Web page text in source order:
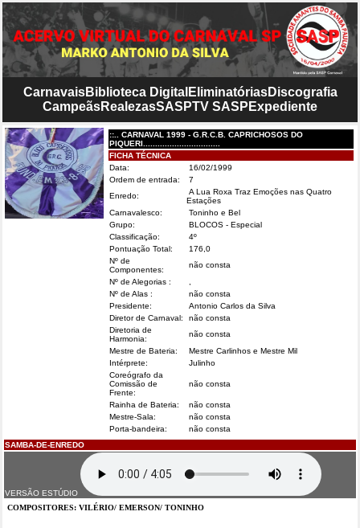
CarnavaisBiblioteca Digital EliminatóriasDiscografia
CampeãsRealezasSASPTV SASP Expediente
::.. CARNAVAL 1999 - G.R.C.B. CAPRICHOSOS DO
PIQUERI................................
FICHA TÉCNICA
Data:
16/02/1999
Ordem de entrada:
7
Enredo:
A Lua Roxa Traz Emoções nas Quatro
Estações
Carnavalesco:
Toninho e Bel
Grupo:
BLOCOS - Especial
Classificação:
4º
Pontuação Total:
176,0
Nº de
Componentes:
não consta
Nº de Alegorias :
Nº de Alas :
não consta
Presidente:
Antonio Carlos da Silva
Diretor de Carnaval:
não consta
Diretoria de
Harmonia:
não consta
Mestre de Bateria:
Mestre Carlinhos e Mestre Mil
Intérprete:
Julinho
Coreógrafo da
Comissão de
Frente:
não consta
Rainha de Bateria:
não consta
Mestre-Sala:
não consta
Porta-bandeira:
não consta
SAMBA-DE-ENREDO
VERSÃO ESTÚDIO
COMPOSITORES: VILÉRIO/ EMERSON/ TONINHO